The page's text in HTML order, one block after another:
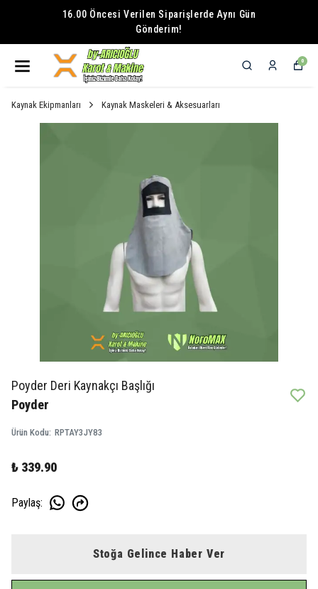
16.00 Öncesi Verilen Siparişlerde Aynı Gün
Gönderim!
0
Kaynak Ekipmanları Kaynak Maskeleri & Aksesuarları
Poyder Deri Kaynakçı Başlığı
Poyder
Ürün Kodu: RPTAY3JY83
₺ 339.90
Paylaş:
Stoğa Gelince Haber Ver